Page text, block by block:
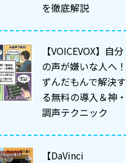
を徹底解説
【VOICEVOX】自分
の声が嫌いな人へ！
ずんだもんで解決す
る無料の導入＆神・
調声テクニック
【DaVinci